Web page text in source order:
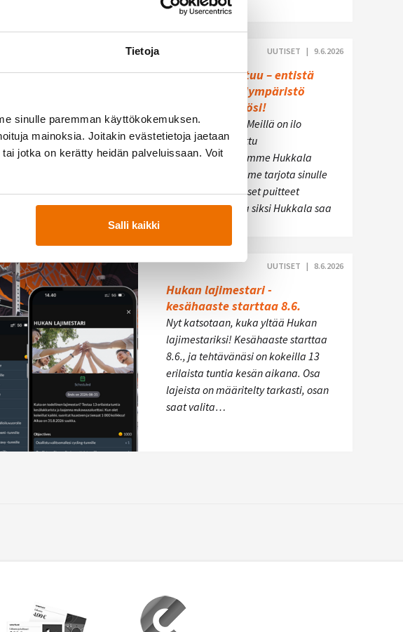
Tietoja
sinulle paremman käyttökokemuksen.
mainoksia. Joitakin evästetietoja jaetaan
jotka on kerätty heidän palveluissaan. Voit
Salli kaikki
UUTISET | 9.6.2026
Hukkala uudistuu – entistä
parempi treeniympäristö
tulossa käyttöösi!
Hei hukkalainen! Meillä on ilo
kertoa, että suosittu
ryhmäliikuntasalimme Hukkala
uudistuu. Haluamme tarjota sinulle
parhaat mahdolliset puitteet
treenaamiseen, ja siksi Hukkala saa
UUTISET | 8.6.2026
Hukan lajimestari -
kesähaaste starttaa 8.6.
Nyt katsotaan, kuka yltää Hukan
lajimestariksi! Kesähaaste starttaa
8.6., ja tehtävänäsi on kokeilla 13
erilaista tuntia kesän aikana. Osa
lajeista on määritelty tarkasti, osan
saat valita…